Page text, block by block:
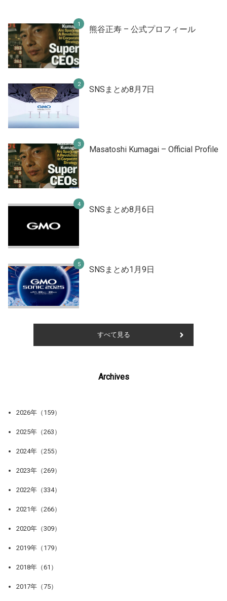
熊谷正寿 – 公式プロフィール
SNSまとめ8月7日
Masatoshi Kumagai – Official Profile
SNSまとめ8月6日
SNSまとめ1月9日
すべて見る
Archives
2026年（159）
2025年（263）
2024年（255）
2023年（269）
2022年（334）
2021年（266）
2020年（309）
2019年（179）
2018年（61）
2017年（75）